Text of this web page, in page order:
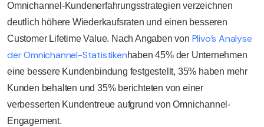
Omnichannel-Kundenerfahrungsstrategien verzeichnen
deutlich höhere Wiederkaufsraten und einen besseren
Customer Lifetime Value. Nach Angaben von Plivo’s Analyse
der Omnichannel-Statistikenhaben 45% der Unternehmen
eine bessere Kundenbindung festgestellt, 35% haben mehr
Kunden behalten und 35% berichteten von einer
verbesserten Kundentreue aufgrund von Omnichannel-
Engagement.